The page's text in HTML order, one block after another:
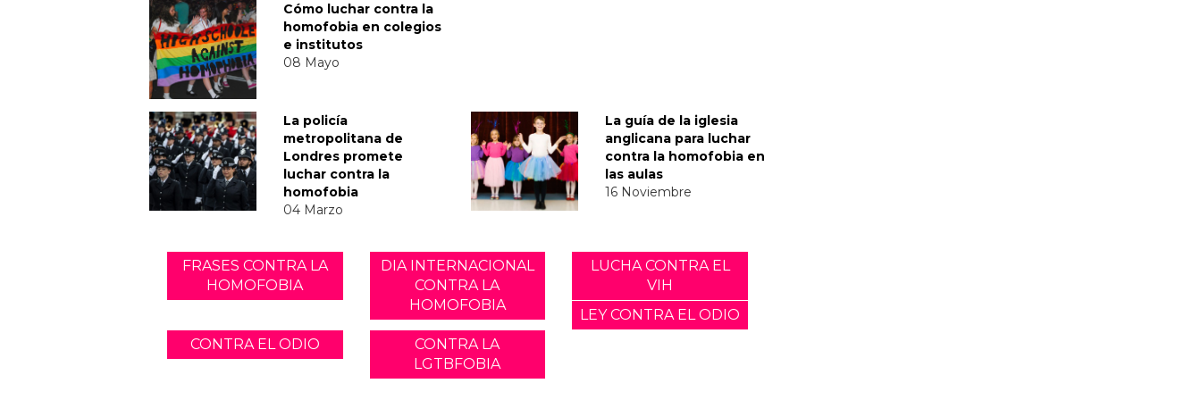
Cómo luchar contra la
homofobia en colegios
e institutos
08 Mayo
La policía
metropolitana de
Londres promete
luchar contra la
homofobia
04 Marzo
La guía de la iglesia
anglicana para luchar
contra la homofobia en
las aulas
16 Noviembre
FRASES CONTRA LA
HOMOFOBIA
DIA INTERNACIONAL
CONTRA LA
HOMOFOBIA
LUCHA CONTRA EL
VIH
LEY CONTRA EL ODIO
CONTRA EL ODIO
CONTRA LA
LGTBFOBIA